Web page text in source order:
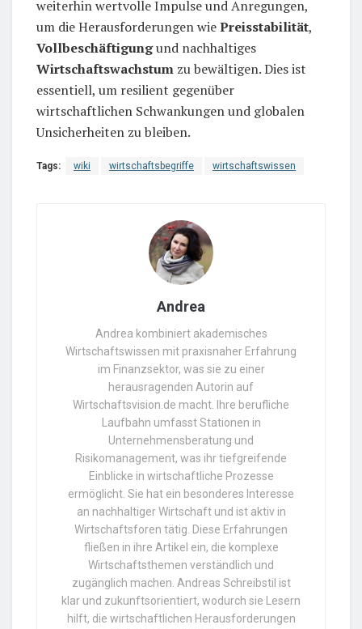
weiterhin wertvolle Impulse und Anregungen,
um die Herausforderungen wiePreisstabilität,
Vollbeschäftigungund nachhaltiges
Wirtschaftswachstum zu bewältigen. Dies ist
essentiell, um resilient gegenüber
wirtschaftlichen Schwankungen und globalen
Unsicherheiten zu bleiben.
Tags: wiki wirtschaftsbegriffe wirtschaftswissen
Andrea
Andrea kombiniert akademisches
Wirtschaftswissen mit praxisnaher Erfahrung
im Finanzsektor, was sie zu einer
herausragenden Autorin auf
Wirtschaftsvision.de macht. Ihre berufliche
Laufbahn umfasst Stationen in
Unternehmensberatung und
Risikomanagement, was ihr tiefgreifende
Einblicke in wirtschaftliche Prozesse
ermöglicht. Sie hat ein besonderes Interesse
an nachhaltiger Wirtschaft und ist aktiv in
Wirtschaftsforen tätig. Diese Erfahrungen
fließen in ihre Artikel ein, die komplexe
Wirtschaftsthemen verständlich und
zugänglich machen. Andreas Schreibstil ist
klar und zukunftsorientiert, wodurch sie Lesern
hilft, die wirtschaftlichen Herausforderungen